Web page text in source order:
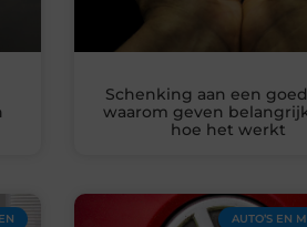
Schenking aan een
waarom geven
hoe het werkt
AUTO’S EN